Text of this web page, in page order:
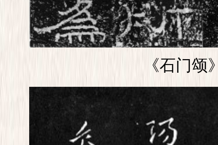
《石门颂